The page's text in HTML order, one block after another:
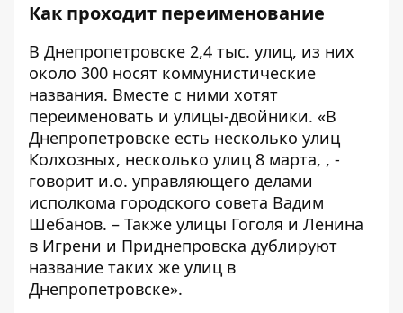
Как проходит переименование
В Днепропетровске 2,4 тыс. улиц, из них
около 300 носят коммунистические
названия. Вместе с ними хотят
переименовать и улицы-двойники. «В
Днепропетровске есть несколько улиц
Колхозных, несколько улиц 8 марта, , -
говорит и.о. управляющего делами
исполкома городского совета Вадим
Шебанов. – Также улицы Гоголя и Ленина
в Игрени и Приднепровска дублируют
название таких же улиц в
Днепропетровске».